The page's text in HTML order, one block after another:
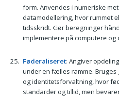
form. Anvendes i numeriske
datamodellering, hvor rummet
tidsskridt. Gør beregninger
implementere på computere og
Føderaliseret: Angiver
under en fælles ramme. Bruges
og identitetsforvaltning, hvor
standarder og tillid, men